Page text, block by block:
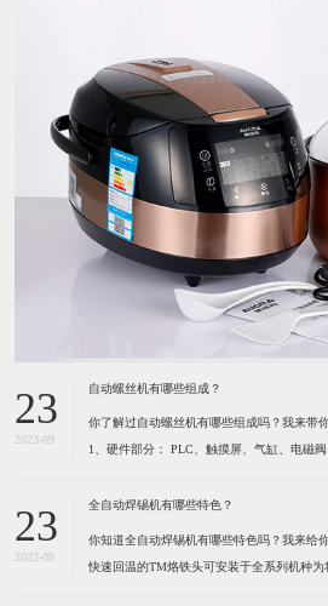
23
2023-09
自动螺丝机有哪些组成？
你了解过自动螺丝机有哪些组成吗？我来带
1、硬件部分： PLC、触摸屏、气缸、电磁阀、磁性开关、过滤器及
警灯、空气开关、开关电源、风批、振动盘
23
2023-09
全自动焊锡机有哪些特色？
你知道全自动焊锡机有哪些特色吗？我来给
快速回温的TM烙铁头可安装于全系列机种为